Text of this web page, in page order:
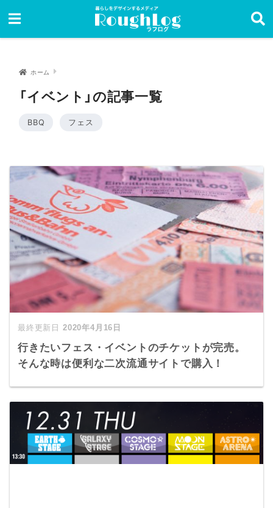
ホーム
「イベント」の記事一覧
BBQ フェス
2020年4月16日
行きたいフェス・イベントのチケットが完売。
そんな時は便利な二次流通サイトで購入！